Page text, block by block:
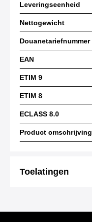
Leveringseenheid
Nettogewicht
Douanetariefnummer
EAN
ETIM 9
ETIM 8
ECLASS 8.0
Product omschrijving
Toelatingen